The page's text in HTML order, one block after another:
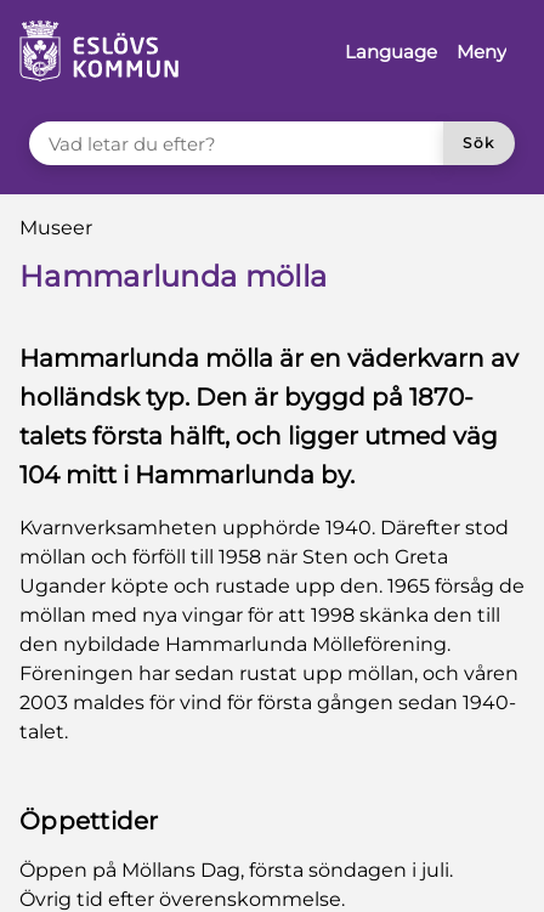
till innehåll
till sidomeny
Language
Meny
VAD LETAR DU EFTER?
Sök
Du är här:
Museer
Hammarlunda mölla
Hammarlunda mölla är en väderkvarn av
holländsk typ. Den är byggd på 1870-
talets första hälft, och ligger utmed väg
104 mitt i Hammarlunda by.
Kvarnverksamheten upphörde 1940. Därefter stod
möllan och förföll till 1958 när Sten och Greta
Ugander köpte och rustade upp den. 1965 försåg de
möllan med nya vingar för att 1998 skänka den till
den nybildade Hammarlunda Mölleförening.
Föreningen har sedan rustat upp möllan, och våren
2003 maldes för vind för första gången sedan 1940-
talet.
Öppettider
Öppen på Möllans Dag, första söndagen i juli.
Övrig tid efter överenskommelse.